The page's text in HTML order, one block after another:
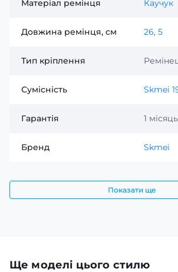
Матеріал ремінця Каучук
Довжина ремінця, см 26, 5
Тип кріплення
Сумісність Skmei
Гарантія 1 місяць
Бренд Skmei
Показати ще
Ще моделі цього стилю